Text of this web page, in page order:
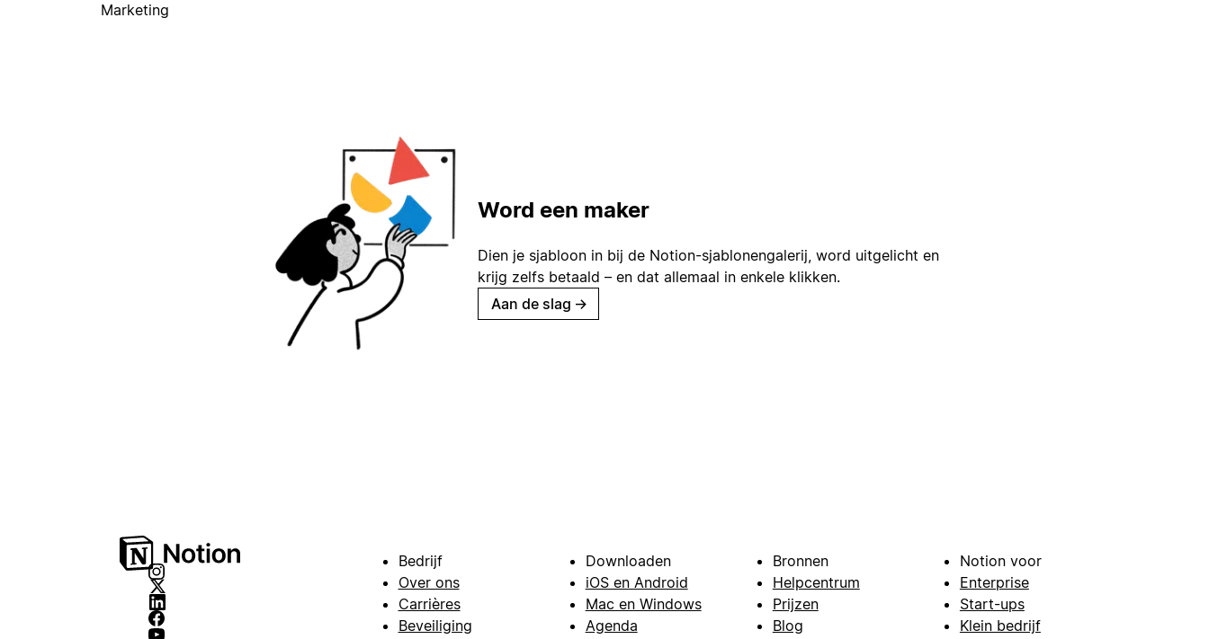
Marketing
Word een maker
Dien je sjabloon in bij de Notion-sjablonengalerij, word uitgelicht en
krijg zelfs betaald – en dat allemaal in enkele klikken.
Aan de slag →
Bedrijf
Over ons
Carrières
Beveiliging
Downloaden
iOS en Android
Mac en Windows
Agenda
Bronnen
Helpcentrum
Prijzen
Blog
Notion voor
Enterprise
Start-ups
Klein bedrijf